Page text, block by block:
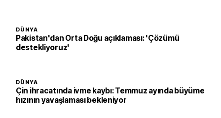
DÜNYA
Pakistan'dan Orta Doğu açıklaması: 'Çözümü
destekliyoruz'
DÜNYA
Çin ihracatında ivme kaybı: Temmuz ayında büyüme
hızının yavaşlaması bekleniyor